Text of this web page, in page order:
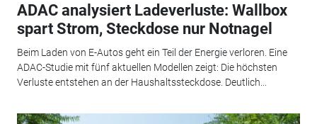
ADAC analysiert Ladeverluste: Wallbox
spart Strom, Steckdose nur Notnagel
Beim Laden von E-Autos geht ein Teil der Energie verloren. Eine
ADAC-Studie mit fünf aktuellen Modellen zeigt: Die höchsten
Verluste entstehen an der Haushaltssteckdose. Deutlich...